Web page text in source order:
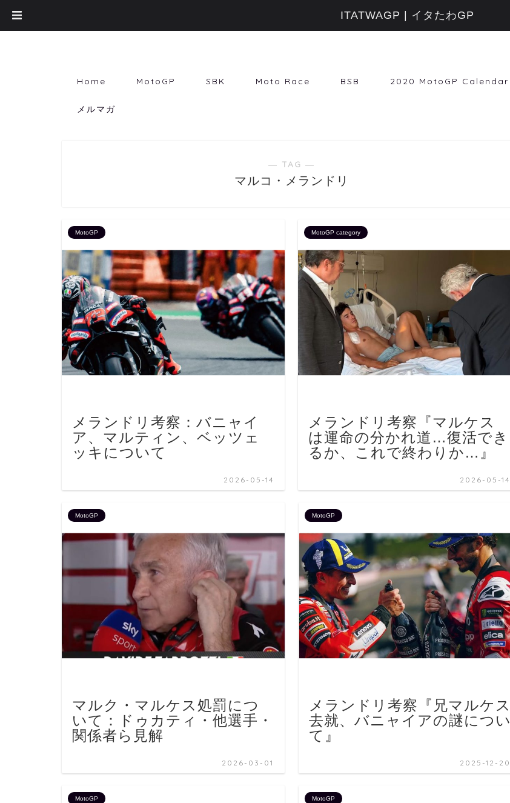
Home MotoGP SBK Moto Race BSB 2020 MotoGP Calendar
メルマガ
― TAG ―
マルコ・メランドリ
MotoGP
メランドリ考察：バニャイ
ア、マルティン、ベッツェ
ッキについて
2026-05-14
MotoGP category
メランドリ考察『マルケス
は運命の分かれ道…復活でき
るか、これで終わりか…』
2026-05-14
MotoGP
マルク・マルケス処罰につ
いて：ドゥカティ・他選手・
関係者ら見解
2026-03-01
MotoGP
メランドリ考察『兄マルケス
去就、バニャイアの謎につい
て』
2025-12-20
MotoGP MotoGP
ITATWAGP | イタたわGP